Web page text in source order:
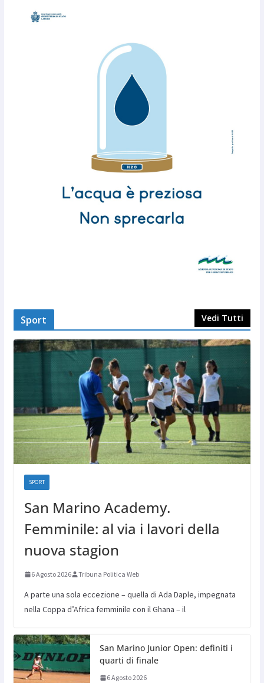
Sport Vedi Tutti
SPORT
San Marino Academy.
Femminile: al via i lavori della
nuova stagion
6 Agosto 2026 Tribuna Politica Web
A parte una sola eccezione – quella di Ada Daple, impegnata
nella Coppa d’Africa femminile con il Ghana – il
San Marino Junior Open: definiti i
quarti di finale
6 Agosto 2026